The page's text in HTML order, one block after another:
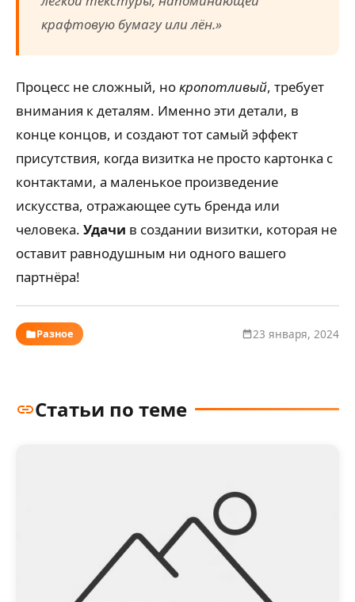
крафтовую бумагу или лён.»
Процесс не сложный, нокропотливый, требует
внимания к деталям. Именно эти детали, в
конце концов, и создают тот самый эффект
присутствия, когда визитка не просто картонка с
контактами, а маленькое произведение
искусства, отражающее суть бренда или
человека. Удачи в создании визитки, которая не
оставит равнодушным ни одного вашего
партнёра!
Разное 23 января, 2024
Статьи по теме